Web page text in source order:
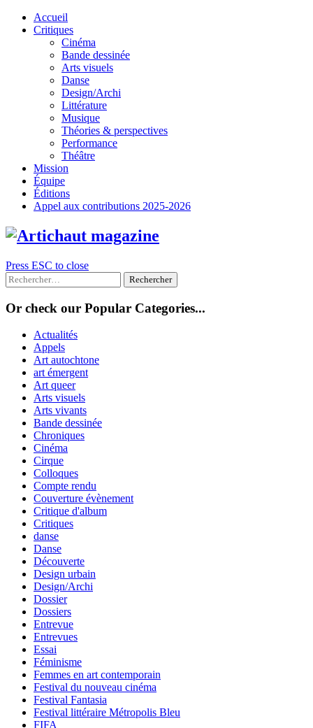
Skip
Accueil
Critiques
Cinéma
Bande dessinée
Arts visuels
Danse
Design/Archi
Littérature
Musique
Théories & perspectives
Performance
Théâtre
Mission
Équipe
Éditions
Appel aux contributions 2025-2026
Press ESC to close
Rechercher :
Or check our Popular Categories...
Actualités
Appels
Art autochtone
art émergent
Art queer
Arts visuels
Arts vivants
Bande dessinée
Chroniques
Cinéma
Cirque
Colloques
Compte rendu
Couverture évènement
Critique d'album
Critiques
danse
Danse
Découverte
Design urbain
Design/Archi
Dossier
Dossiers
Entrevue
Entrevues
Essai
Féminisme
Femmes en art contemporain
Festival du nouveau cinéma
Festival Fantasia
Festival littéraire Métropolis Bleu
FIFA